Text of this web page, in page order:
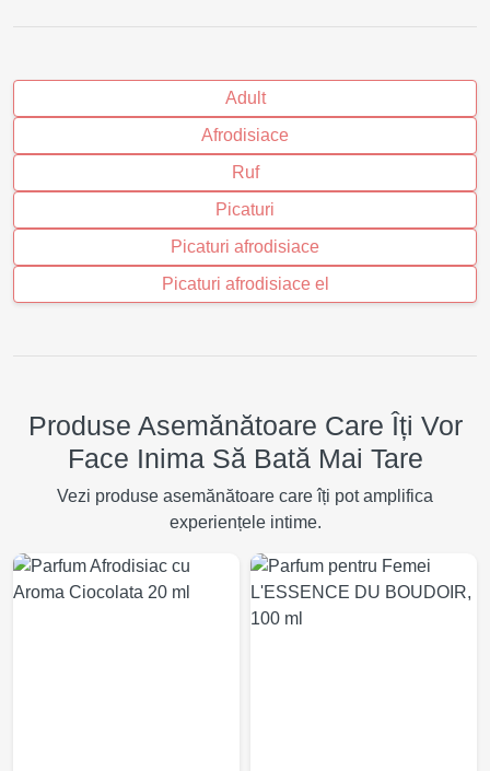
Adult
Afrodisiace
Ruf
Picaturi
Picaturi afrodisiace
Picaturi afrodisiace el
Produse Asemănătoare Care Îți Vor
Face Inima Să Bată Mai Tare
Vezi produse asemănătoare care îți pot amplifica
experiențele intime.